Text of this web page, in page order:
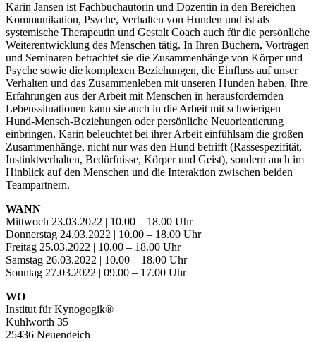
Karin Jansen ist Fachbuchautorin und Dozentin in den Bereichen
Kommunikation, Psyche, Verhalten von Hunden und ist als
systemische Therapeutin und Gestalt Coach auch für die persönliche
Weiterentwicklung des Menschen tätig. In Ihren Büchern, Vorträgen
und Seminaren betrachtet sie die Zusammenhänge von Körper und
Psyche sowie die komplexen Beziehungen, die Einfluss auf unser
Verhalten und das Zusammenleben mit unseren Hunden haben. Ihre
Erfahrungen aus der Arbeit mit Menschen in herausfordernden
Lebenssituationen kann sie auch in die Arbeit mit schwierigen
Hund-Mensch-Beziehungen oder persönliche Neuorientierung
einbringen. Karin beleuchtet bei ihrer Arbeit einfühlsam die großen
Zusammenhänge, nicht nur was den Hund betrifft (Rassespezifität,
Instinktverhalten, Bedürfnisse, Körper und Geist), sondern auch im
Hinblick auf den Menschen und die Interaktion zwischen beiden
Teampartnern.
WANN
Mittwoch 23.03.2022 | 10.00 – 18.00 Uhr
Donnerstag 24.03.2022 | 10.00 – 18.00 Uhr
Freitag 25.03.2022 | 10.00 – 18.00 Uhr
Samstag 26.03.2022 | 10.00 – 18.00 Uhr
Sonntag 27.03.2022 | 09.00 – 17.00 Uhr
WO
Institut für Kynogogik®
Kuhlworth 35
25436 Neuendeich